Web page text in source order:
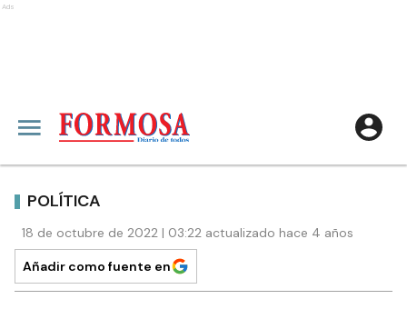
Ads
POLÍTICA
18 de octubre de 2022 | 03:22 actualizado hace 4 años
Añadir como fuente en